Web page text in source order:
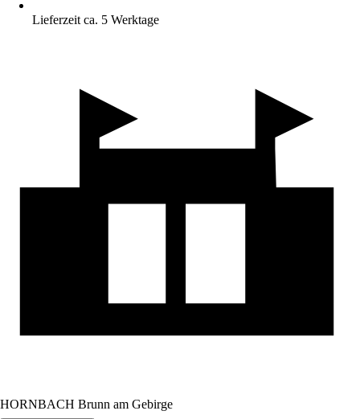
Lieferzeit ca. 5 Werktage
HORNBACH Brunn am Gebirge